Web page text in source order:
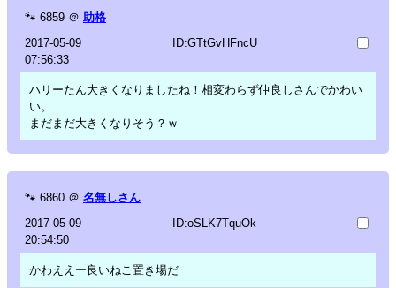
🐾 6859 ＠ 助格
2017-05-09
07:56:33
ID:GTtGvHFncU
ハリーたん大きくなりましたね！相変わらず仲良しさんでかわい
い。
まだまだ大きくなりそう？ｗ
🐾 6860 ＠ 名無しさん
2017-05-09
20:54:50
ID:oSLK7TquOk
かわええー良いねこ置き場だ